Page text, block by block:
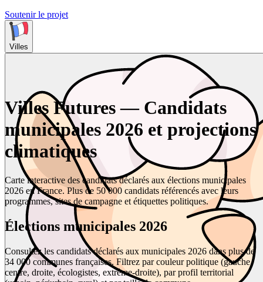
Soutenir le projet
Villes
Villes Futures — Candidats
municipales 2026 et projections
climatiques
Carte interactive des candidats déclarés aux élections municipales
2026 en France. Plus de 50 000 candidats référencés avec leurs
programmes, sites de campagne et étiquettes politiques.
Élections municipales 2026
Consultez les candidats déclarés aux municipales 2026 dans plus de
34 000 communes françaises. Filtrez par couleur politique (gauche,
centre, droite, écologistes, extrême-droite), par profil territorial